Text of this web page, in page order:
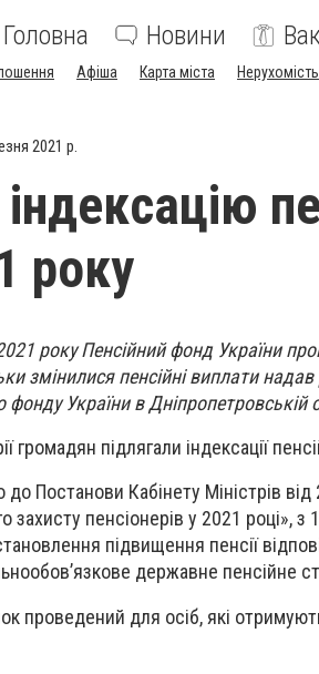
Головна Новини
Афіша Карта міста Нерухомість
2021 р.
року
року Пенсійний фонд України
змінилися пенсійні виплати
фонду України в Дніпропетровській
громадян підлягали індексації
до Постанови Кабінету Міністрів
захисту пенсіонерів у 2021 році»,
підвищення пенсії
державне пенсійне
проведений для осіб, які